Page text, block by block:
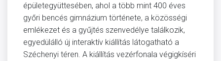
épületegyüttesében, ahol a több mint 400 éves
győri bencés gimnázium története, a közösségi
emlékezet és a gyűjtés szenvedélye találkozik,
egyedülálló új interaktív kiállítás látogatható a
Széchenyi téren. A kiállítás vezérfonala végigkíséri